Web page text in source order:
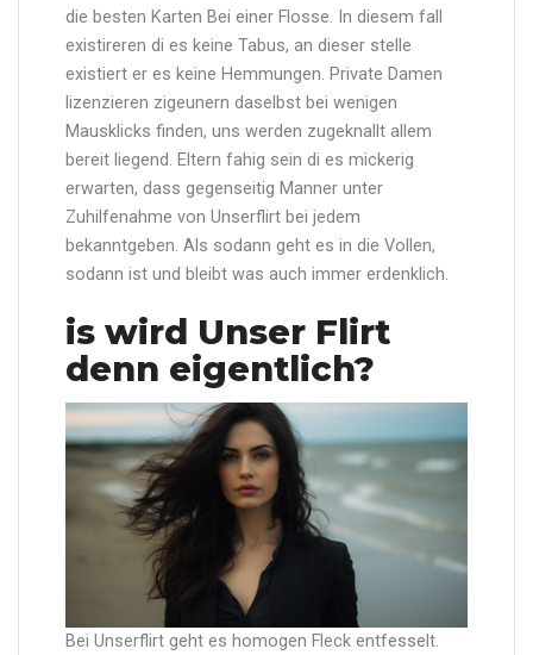
die besten Karten Bei einer Flosse. In diesem fall
existireren di es keine Tabus, an dieser stelle
existiert er es keine Hemmungen. Private Damen
lizenzieren zigeunern daselbst bei wenigen
Mausklicks finden, uns werden zugeknallt allem
bereit liegend. Eltern fahig sein di es mickerig
erwarten, dass gegenseitig Manner unter
Zuhilfenahme von Unserflirt bei jedem
bekanntgeben. Als sodann geht es in die Vollen,
sodann ist und bleibt was auch immer erdenklich.
is wird Unser Flirt
denn eigentlich?
Bei Unserflirt geht es homogen Fleck entfesselt.